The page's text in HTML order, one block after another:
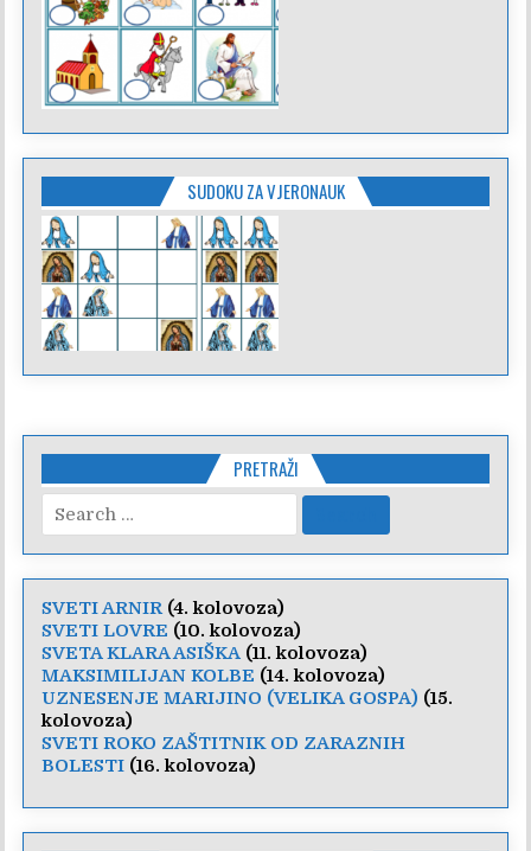
SUDOKU ZA VJERONAUK
PRETRAŽI
Search
for:
SVETI ARNIR (4. kolovoza)
SVETI LOVRE (10. kolovoza)
SVETA KLARA ASIŠKA (11. kolovoza)
MAKSIMILIJAN KOLBE (14. kolovoza)
UZNESENJE MARIJINO (VELIKA GOSPA) (15.
kolovoza)
SVETI ROKO ZAŠTITNIK OD ZARAZNIH
BOLESTI (16. kolovoza)